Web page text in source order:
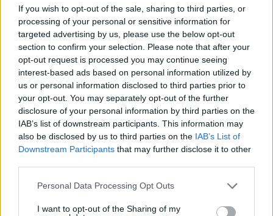
If you wish to opt-out of the sale, sharing to third parties, or
processing of your personal or sensitive information for
targeted advertising by us, please use the below opt-out
section to confirm your selection. Please note that after your
opt-out request is processed you may continue seeing
interest-based ads based on personal information utilized by
us or personal information disclosed to third parties prior to
your opt-out. You may separately opt-out of the further
disclosure of your personal information by third parties on the
IAB’s list of downstream participants. This information may
also be disclosed by us to third parties on the IAB’s List of
Downstream Participants that may further disclose it to other
Please note that this website/app uses one or more Google
not limited to your visit or usage behaviour. You may click to
Personal Data Processing Opt Outs
I want to opt-out of the Sharing of my
επέκταση άδειας μητρότητας ιδιωτικού τομέα
από τους 6 στους 9 μήνες).
Απαλλαγή αυτοκινήτων ΙΧ πολυτέκνωναπό
φόρο πολυτελείας.
• Αύξηση προγράμματοςΟΠΕΚΑγια τα
σχολικά γεύματα (περίπου 80 εκατ. ευρώ
μεταξύ 2020-2023, 2023-2024: Διανέμονται
καθημερινά 217.267 γεύματα, σε 1.658 δημοτικά
σχολεία).
• Έκτακτες οικονομικές ενισχύσεις με 1,5
δικαιούχους του επιδόματος παιδιού του
ΟΠΕΚΑ (353 εκατ. ευρώ).